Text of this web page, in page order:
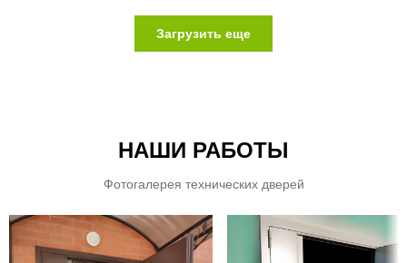
Загрузить еще
НАШИ РАБОТЫ
Фотогалерея технических дверей